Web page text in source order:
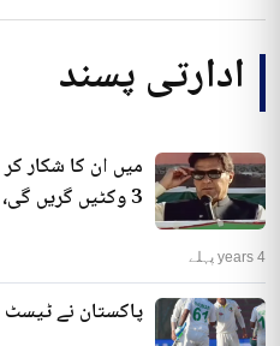
ادارتی پسند
میں ان کا شکار
3 وکٹیں گریں گی، عمران خان
4 years پہلے
پاکستان نے